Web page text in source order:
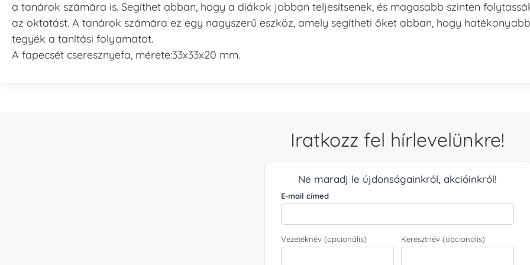
a tanárok számára is. Segíthet abban, hogy a diákok jobban teljesítsenek, és magasabb szinten
az oktatást. A tanárok számára ez egy nagyszerű eszköz, amely segítheti őket abban, hogy
tegyék a tanítási folyamatot.
A fapecsét cseresznyefa, mérete:33x33x20 mm.
Iratkozz fel hírlevelünkre!
Ne maradj le újdonságainkról, akcióinkról!
E-mail címed
Vezetéknév (opcionális) Keresztnév (opcionális)